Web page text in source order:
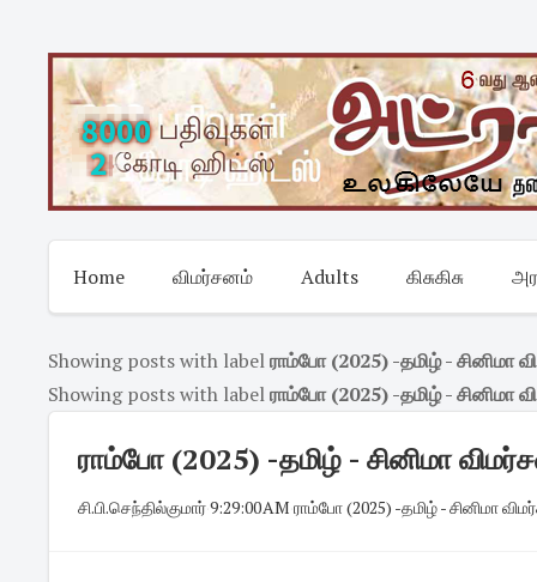
content
Home விமர்சனம் Adults கிசுகிசு
Showing posts with labelராம்போ (2025) -தமிழ் - சினிமா
Showing posts with labelராம்போ (2025) -தமிழ் - சினிமா
ராம்போ (2025) -தமிழ் - சினிமா
சி.பி.செந்தில்குமார்·9:29:00 AM ·ராம்போ (2025) -தமிழ் - சினிமா